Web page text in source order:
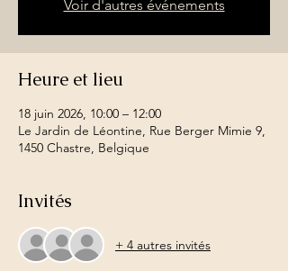
Voir d'autres événements
Heure et lieu
18 juin 2026, 10:00 – 12:00
Le Jardin de Léontine, Rue Berger Mimie 9,
1450 Chastre, Belgique
Invités
+ 4 autres invités